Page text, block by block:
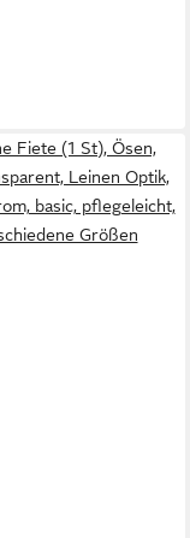
Fiete (1 St), Ösen,
Leinen Optik,
basic, pflegeleicht,
Größen